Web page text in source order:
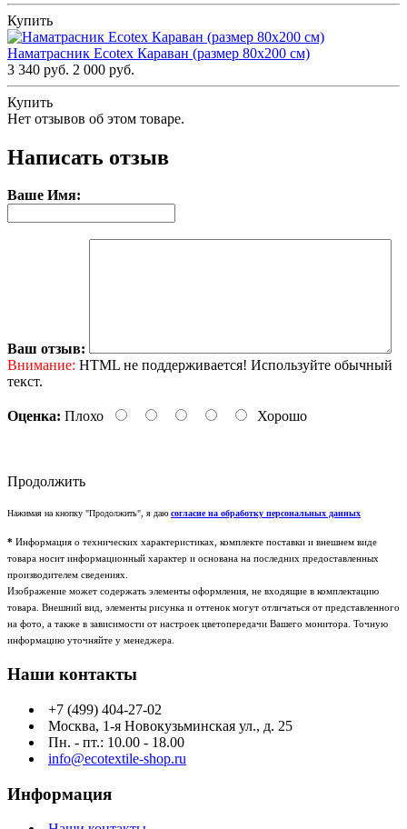
Купить
Наматрасник Ecotex Караван (размер 80x200 см)
3 340 руб. 2 000 руб.
Купить
Нет отзывов об этом товаре.
Написать отзыв
Ваше Имя:
Ваш отзыв:
Внимание: HTML не поддерживается! Используйте обычный
текст.
Оценка: Плохо Хорошо
Продолжить
Нажимая на кнопку "Продолжить", я даю согласие на обработку персональных данных
* Информация о технических характеристиках, комплекте поставки и внешнем виде
товара носит информационный характер и основана на последних предоставленных
производителем сведениях.
Изображение может содержать элементы оформления, не входящие в комплектацию
товара. Внешний вид, элементы рисунка и оттенок могут отличаться от представленного
на фото, а также в зависимости от настроек цветопередачи Вашего монитора. Точную
информацию уточняйте у менеджера.
Наши контакты
+7 (499) 404-27-02
Москва, 1-я Новокузьминская ул., д. 25
Пн. - пт.: 10.00 - 18.00
info@ecotextile-shop.ru
Информация